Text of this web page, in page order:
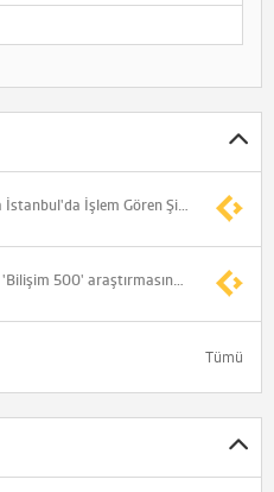
TABLO- Borsa İstanbul'da İşlem Gören Şirketlerin Genel Kurul Tarihleri
MİA Teknoloji 'Bilişim 500' araştırmasında iki farklı kategoride birincilik ödülüne layık görüldü
Tümü